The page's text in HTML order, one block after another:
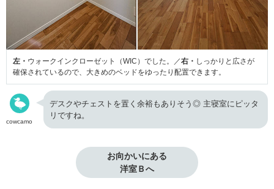
左・ ウォークインクローゼット（WIC）でした。／右・ しっかりと広さが
確保されているので、大きめのベッドをゆったり配置できます。
cowcamo
デスクやチェストを置く余裕もありそう◎ 主寝室にピッタ
リですね。
お向かいにある
洋室Ｂへ